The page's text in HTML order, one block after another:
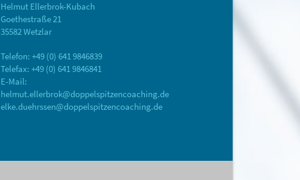
Helmut Ellerbrok-Kubach
Goethestraße 21
35582 Wetzlar
Telefon: +49 (0) 641 9846839
Telefax: +49 (0) 641 9846841
E-Mail:
helmut.ellerbrok@doppelspitzencoaching.de
elke.duehrssen@doppelspitzencoaching.de